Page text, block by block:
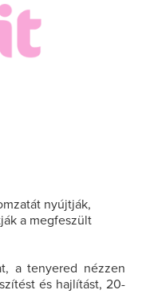
nyújtják,
a megfeszült
a tenyered nézzen
és hajlítást, 20-